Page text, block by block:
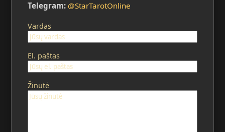
Telegram: @StarTarotOnline
Vardas
El. paštas
Žinutė